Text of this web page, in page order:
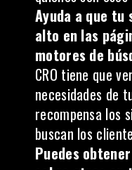
Ayuda a que tu
alto en las
motores de
CRO tiene que
necesidades de
recompensa los
buscan los
Puedes